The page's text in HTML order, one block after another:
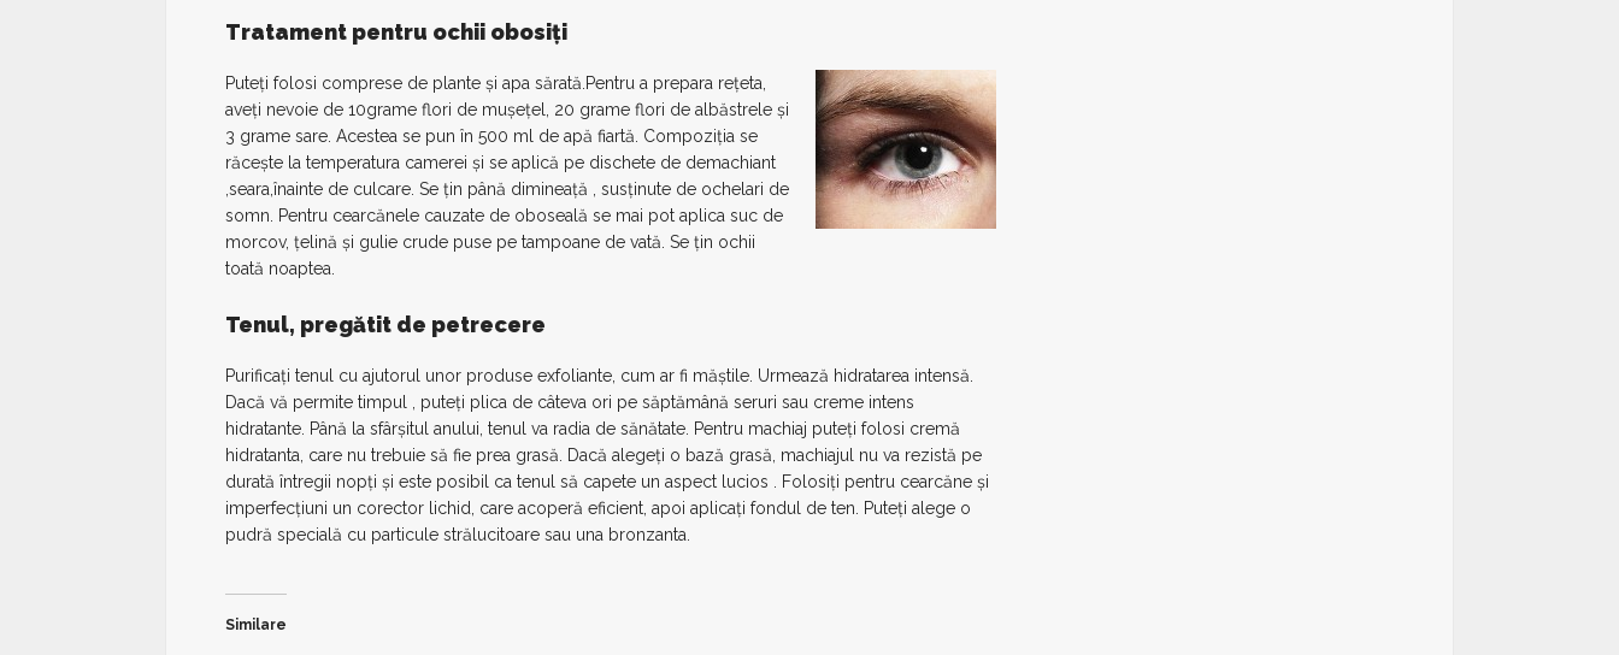
Tratament pentru ochii obosiţi
Puteţi folosi comprese de plante şi apa sărată.Pentru a prepara reţeta,
aveţi nevoie de 10grame flori de muşeţel, 20 grame flori de albăstrele şi
3 grame sare. Acestea se pun în 500 ml de apă fiartă. Compoziţia se
răceşte la temperatura camerei şi se aplică pe dischete de demachiant
,seara,înainte de culcare. Se ţin până dimineaţă , susţinute de ochelari de
somn. Pentru cearcănele cauzate de oboseală se mai pot aplica suc de
morcov, ţelină şi gulie crude puse pe tampoane de vată. Se ţin ochii
toată noaptea.
Tenul, pregătit de petrecere
Purificaţi tenul cu ajutorul unor produse exfoliante, cum ar fi măştile. Urmează hidratarea intensă.
Dacă vă permite timpul , puteţi plica de câteva ori pe săptămână seruri sau creme intens
hidratante. Până la sfârşitul anului, tenul va radia de sănătate. Pentru machiaj puteţi folosi cremă
hidratanta, care nu trebuie să fie prea grasă. Dacă alegeţi o bază grasă, machiajul nu va rezistă pe
durată întregii nopţi şi este posibil ca tenul să capete un aspect lucios . Folosiţi pentru cearcăne şi
imperfecţiuni un corector lichid, care acoperă eficient, apoi aplicaţi fondul de ten. Puteţi alege o
pudră specială cu particule strălucitoare sau una bronzanta.
Similare